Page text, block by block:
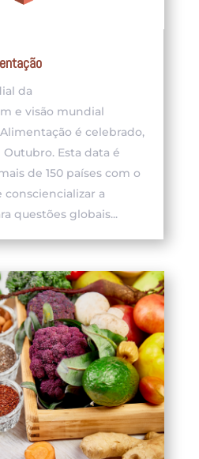
da
e visão mundial
é celebrado,
Outubro. Esta data é
de 150 países com o
a
questões globais...